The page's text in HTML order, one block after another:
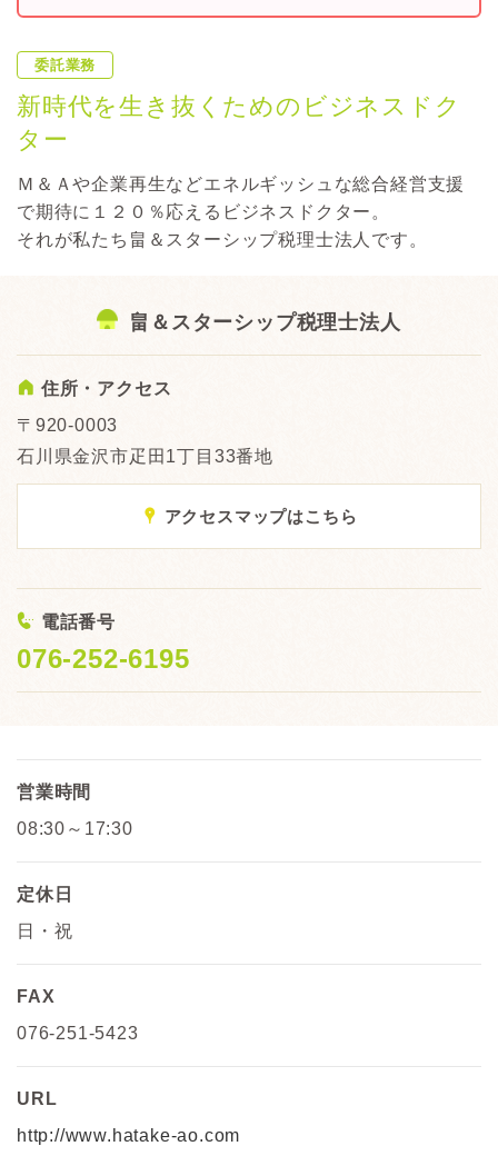
委託業務
新時代を生き抜くためのビジネスドク
ター
Ｍ＆Ａや企業再生などエネルギッシュな総合経営支援
で期待に１２０％応えるビジネスドクター。
それが私たち畠＆スターシップ税理士法人です。
畠＆スターシップ税理士法人
A 住所・アクセス
〒920-0003
石川県金沢市疋田1丁目33番地
x アクセスマップはこちら
< 電話番号
076-252-6195
営業時間
08:30～17:30
定休日
日・祝
FAX
076-251-5423
URL
http://www.hatake-ao.com